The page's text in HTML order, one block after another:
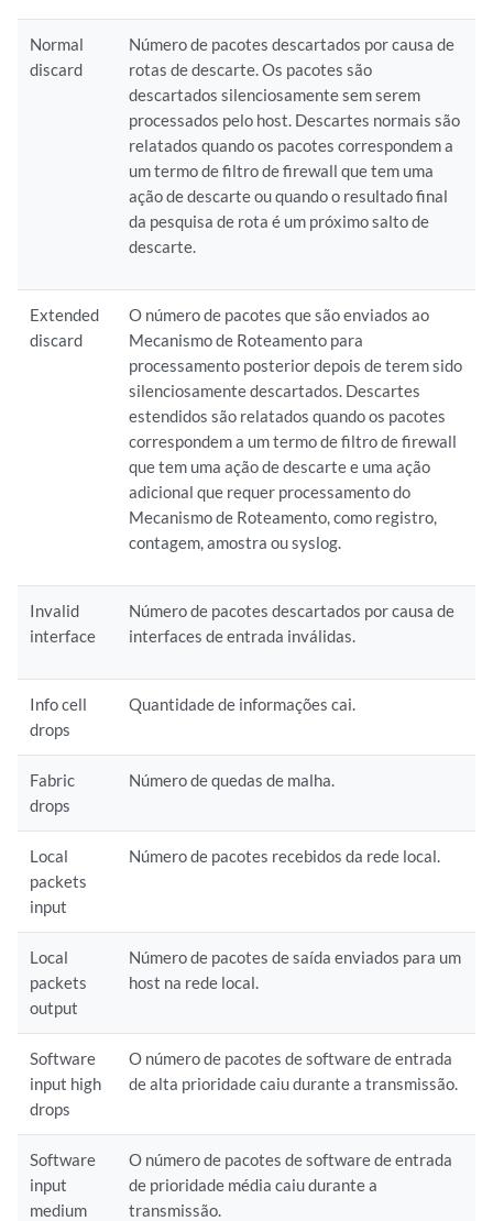
Normal
discard
Número de pacotes descartados por causa de
rotas de descarte. Os pacotes são
descartados silenciosamente sem serem
processados pelo host. Descartes normais são
relatados quando os pacotes correspondem a
um termo de filtro de firewall que tem uma
ação de descarte ou quando o resultado final
da pesquisa de rota é um próximo salto de
descarte.
Extended
discard
O número de pacotes que são enviados ao
Mecanismo de Roteamento para
processamento posterior depois de terem sido
silenciosamente descartados. Descartes
estendidos são relatados quando os pacotes
correspondem a um termo de filtro de firewall
que tem uma ação de descarte e uma ação
adicional que requer processamento do
Mecanismo de Roteamento, como registro,
contagem, amostra ou syslog.
Invalid
interface
Número de pacotes descartados por causa de
interfaces de entrada inválidas.
Info cell
drops
Quantidade de informações cai.
Fabric
drops
Número de quedas de malha.
Local
packets
input
Número de pacotes recebidos da rede local.
Local
packets
output
Número de pacotes de saída enviados para um
host na rede local.
Software
input high
drops
O número de pacotes de software de entrada
de alta prioridade caiu durante a transmissão.
Software
input
medium
O número de pacotes de software de entrada
de prioridade média caiu durante a
transmissão.